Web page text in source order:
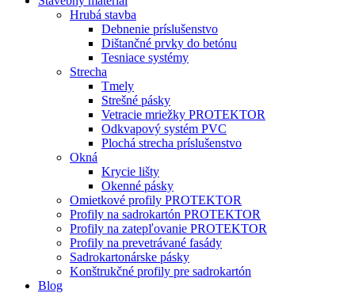
Hrubá stavba
Debnenie príslušenstvo
Dištančné prvky do betónu
Tesniace systémy
Strecha
Tmely
Strešné pásky
Vetracie mriežky PROTEKTOR
Odkvapový systém PVC
Plochá strecha príslušenstvo
Okná
Krycie lišty
Okenné pásky
Omietkové profily PROTEKTOR
Profily na sadrokartón PROTEKTOR
Profily na zatepľovanie PROTEKTOR
Profily na prevetrávané fasády
Sadrokartonárske pásky
Konštrukčné profily pre sadrokartón
Blog